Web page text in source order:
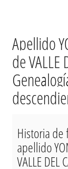
Apellido
de VALLE
Historia
apellido
VALLE DEL